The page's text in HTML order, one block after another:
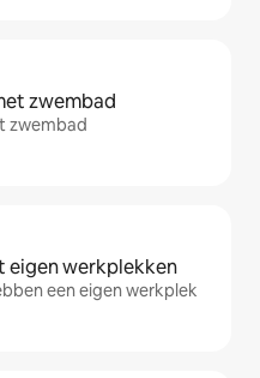
zwembad
zwembad
eigen werkplekken
een eigen werkplek